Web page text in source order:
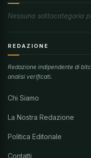
Nessuna sottocategoria
REDAZIONE
Redazione indipendente di
analisi verificati.
Chi Siamo
La Nostra Redazione
Politica Editoriale
Contatti